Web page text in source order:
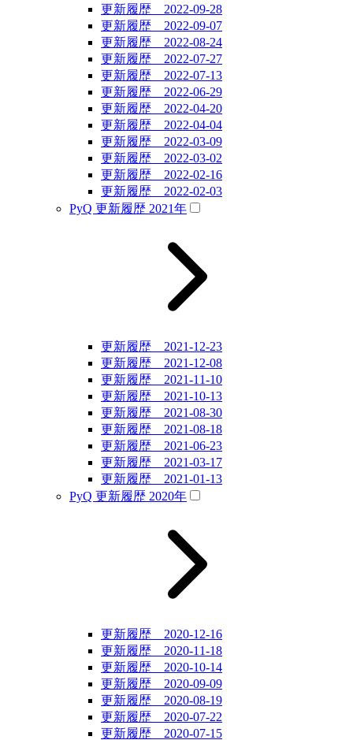
更新履歴 2022-09-28
更新履歴 2022-09-07
更新履歴 2022-08-24
更新履歴 2022-07-27
更新履歴 2022-07-13
更新履歴 2022-06-29
更新履歴 2022-04-20
更新履歴 2022-04-04
更新履歴 2022-03-09
更新履歴 2022-03-02
更新履歴 2022-02-16
更新履歴 2022-02-03
PyQ 更新履歴 2021年
更新履歴 2021-12-23
更新履歴 2021-12-08
更新履歴 2021-11-10
更新履歴 2021-10-13
更新履歴 2021-08-30
更新履歴 2021-08-18
更新履歴 2021-06-23
更新履歴 2021-03-17
更新履歴 2021-01-13
PyQ 更新履歴 2020年
更新履歴 2020-12-16
更新履歴 2020-11-18
更新履歴 2020-10-14
更新履歴 2020-09-09
更新履歴 2020-08-19
更新履歴 2020-07-22
更新履歴 2020-07-15